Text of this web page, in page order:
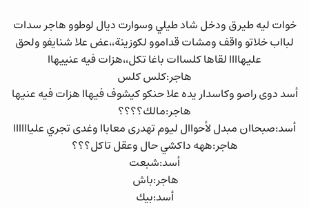
خوات ليه طيرق ودخل شاد طيلي وسوارت ديال لوطوو هاجر سدات
لبااب خلاتو واقف ومشات قداموو لكوزينة،،عض علا شنايفو ولحق
عليهاااا لقاها كلساات باغا تكل،،هزات فيه عنييهاا
هاجر:كلس كلس
أسد دوى راصو وكاسدار يده علا حنكو كيشوف فيهاا هزات فيه عنيها
هاجر:مالك؟؟؟؟
أسد:صبحاان مبدل لأحواال ليوم تهدرى معاباا وغدى تجري علياااااا
هاجر:ههه داكشي حال وعقل تاكل؟؟؟
أسد:شبعت
هاجر:باش
أسد:بيك